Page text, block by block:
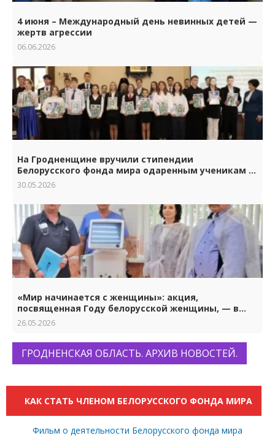
4 июня – Международный день невинных детей —
жертв агрессии
06.06.2026
На Гродненщине вручили стипендии
Белорусского фонда мира одаренным ученикам и
студентам.
30.05.2026
«Мир начинается с женщины»: акция,
посвященная Году белорусской женщины, — в
Гродно
26.05.2026
ГРОДНЕНСКАЯ ОБЛАСТЬ. АРХИВ НОВОСТЕЙ.
КАК СТАТЬ ЧЛЕНОМ БЕЛОРУССКОГО ФОНДА МИРА
Фильм о деятельности Белорусского фонда мира